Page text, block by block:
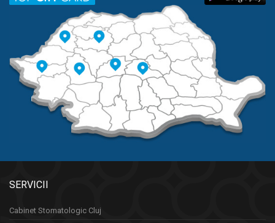
SERVICII
Cabinet Stomatologic Cluj